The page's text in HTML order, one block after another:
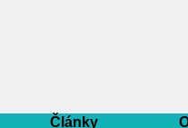
Články